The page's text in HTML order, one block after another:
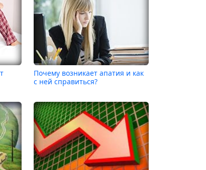
Почему возникает апатия и как
с ней справиться?